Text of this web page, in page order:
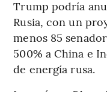
Trump podría
Rusia, con un
menos 85
500% a China e
de energía rusa.